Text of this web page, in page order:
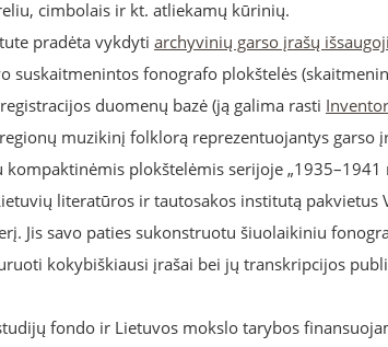
cimbolais ir kt. atliekamų kūrinių.
pradėta vykdyti archyvinių garso įrašų
fonografo plokštelės
duomenų bazė (ją galima rasti
muzikinį folklorą reprezentuojantys garso
plokštelėmis serijoje „1935–1941
literatūros ir tautosakos institutą pakvietus
Jis savo paties sukonstruotu šiuolaikiniu
kokybiškiausi įrašai bei jų transkripcijos
fondo ir Lietuvos mokslo tarybos